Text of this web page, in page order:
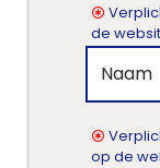
Pandende
op de